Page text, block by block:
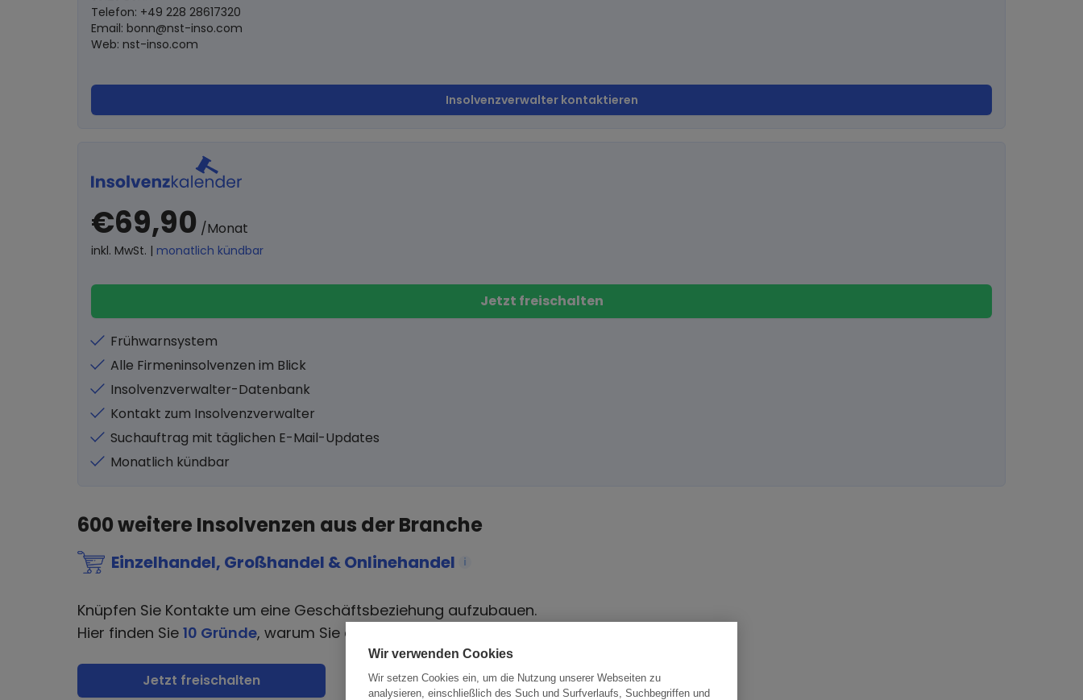
Telefon: +49 228 28617320
Email: bonn@nst-inso.com
Web: nst-inso.com
Insolvenzverwalter kontaktieren
€69,90 /Monat
inkl. MwSt. | monatlich kündbar
Jetzt freischalten
Frühwarnsystem
Alle Firmeninsolvenzen im Blick
Insolvenzverwalter-Datenbank
Kontakt zum Insolvenzverwalter
Suchauftrag mit täglichen E-Mail-Updates
Monatlich kündbar
600weitere Insolvenzen aus der Branche
Einzelhandel, Großhandel & Onlinehandel i
Knüpfen Sie Kontakte um eine Geschäftsbeziehung aufzubauen.
Hier finden Sie 10 Gründe, warum Sie diese Chance nutzen sollten.
Jetzt freischalten
Wir verwenden Cookies
Wir setzen Cookies ein, um die Nutzung unserer Webseiten zu
analysieren, einschließlich des Such und Surfverlaufs, Suchbegriffen und